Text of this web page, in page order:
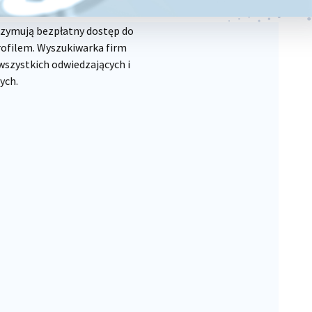
bezpłatny dostęp do
Wyszukiwarka firm
odwiedzających i